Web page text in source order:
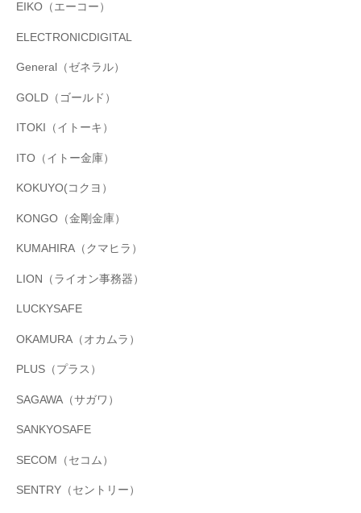
EIKO（エーコー）
ELECTRONICDIGITAL
General（ゼネラル）
GOLD（ゴールド）
ITOKI（イトーキ）
ITO（イトー金庫）
KOKUYO(コクヨ）
KONGO（金剛金庫）
KUMAHIRA（クマヒラ）
LION（ライオン事務器）
LUCKYSAFE
OKAMURA（オカムラ）
PLUS（プラス）
SAGAWA（サガワ）
SANKYOSAFE
SECOM（セコム）
SENTRY（セントリー）